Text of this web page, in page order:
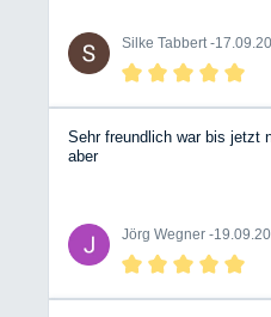
defekte Wasserpumpe
entspannt und freundlich
zuvorkommender Service!
Silke Tabbert -17.09.20
Sehr freundlich war bis jetzt
aber
Jörg Wegner -19.09.20